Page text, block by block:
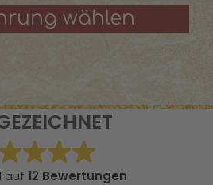
wählen
auf 12 Bewertungen